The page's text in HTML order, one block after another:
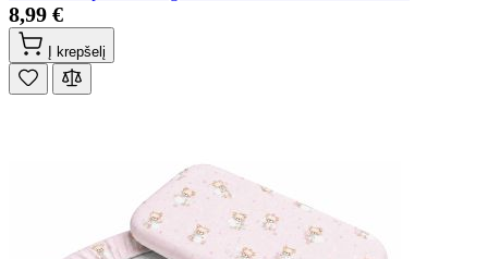
8,99 €
Į krepšelį